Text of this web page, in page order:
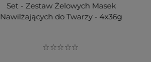
Set - Zestaw Żelowych Masek
Nawilżających do Twarzy - 4x36g